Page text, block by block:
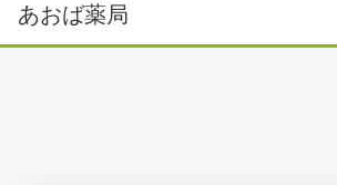
あおば薬局